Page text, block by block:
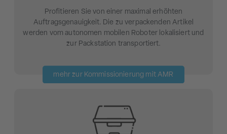
Profitieren Sie von einer maximal erhöhten
Auftragsgenauigkeit. Die zu verpackenden Artikel
werden vom autonomen mobilen Roboter lokalisiert und
zur Packstation transportiert.
mehr zur Kommissionierung mit AMR